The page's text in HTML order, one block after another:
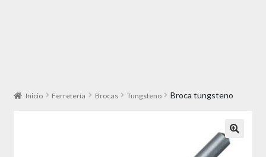
Inicio Ferretería Brocas Tungsteno Broca tungsteno
🔍